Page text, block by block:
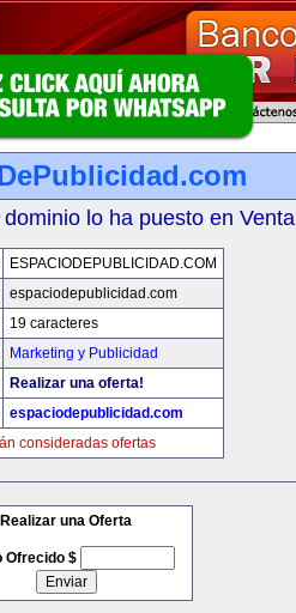
lo ha puesto en Venta
ESPACIODEPUBLICIDAD.COM
espaciodepublicidad.com
19 caracteres
Marketing y Publicidad
Realizar una oferta!
espaciodepublicidad.com
consideradas ofertas
Realizar una Oferta
Ofrecido $